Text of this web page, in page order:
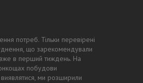
потреб. Тільки перевірені
що зарекомендували
вже в перший тиждень. На
побудови
виявлятися, ми розширили